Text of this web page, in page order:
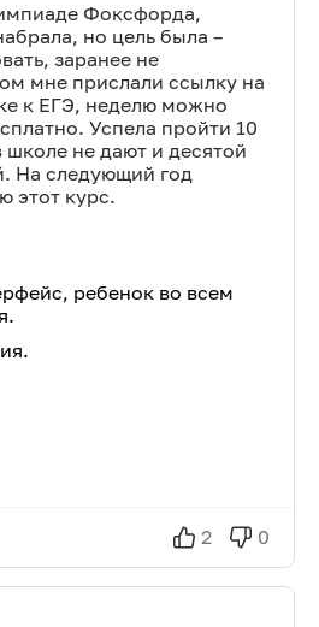
Фоксфорда,
но цель была –
заранее не
мне прислали ссылку на
к ЕГЭ, неделю можно
Успела пройти 10
школе не дают и десятой
На следующий год
этот курс.
ребенок во всем
2 0